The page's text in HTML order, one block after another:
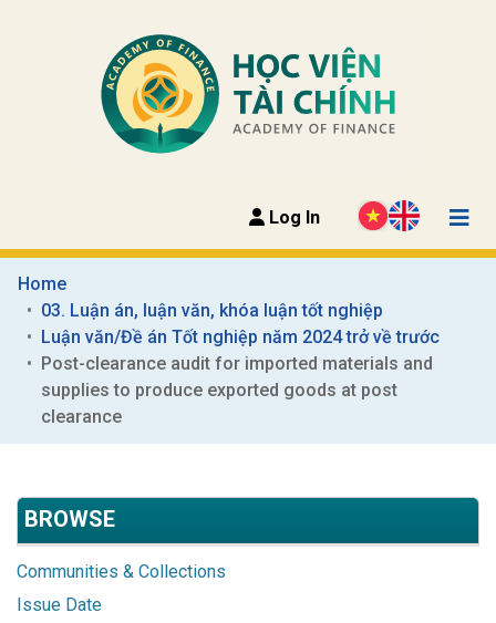
Log In
Home
03. Luận án, luận văn, khóa luận tốt nghiệp
Luận văn/Đề án Tốt nghiệp năm 2024 trở về trước
Post-clearance audit for imported materials and
supplies to produce exported goods at post
clearance
BROWSE
Communities & Collections
Issue Date